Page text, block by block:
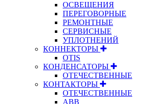
ОСВЕЩЕНИЯ
ПЕРЕГОВОРНЫЕ
РЕМОНТНЫЕ
СЕРВИСНЫЕ
УПЛОТНЕНИЙ
КОННЕКТОРЫ
OTIS
КОНДЕНСАТОРЫ
ОТЕЧЕСТВЕННЫЕ
КОНТАКТОРЫ
ОТЕЧЕСТВЕННЫЕ
ABB